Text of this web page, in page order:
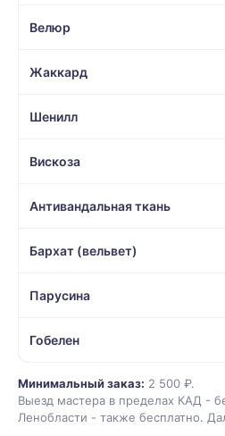
Велюр
Жаккард
Шенилл
Вискоза
Антивандальная ткань
Бархат (вельвет)
Парусина
Гобелен
Минимальный заказ: 2 500 ₽.
Выезд мастера в пределах КАД -
Ленобласти - также бесплатно.